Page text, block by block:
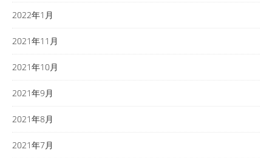
2022年1月
2021年11月
2021年10月
2021年9月
2021年8月
2021年7月